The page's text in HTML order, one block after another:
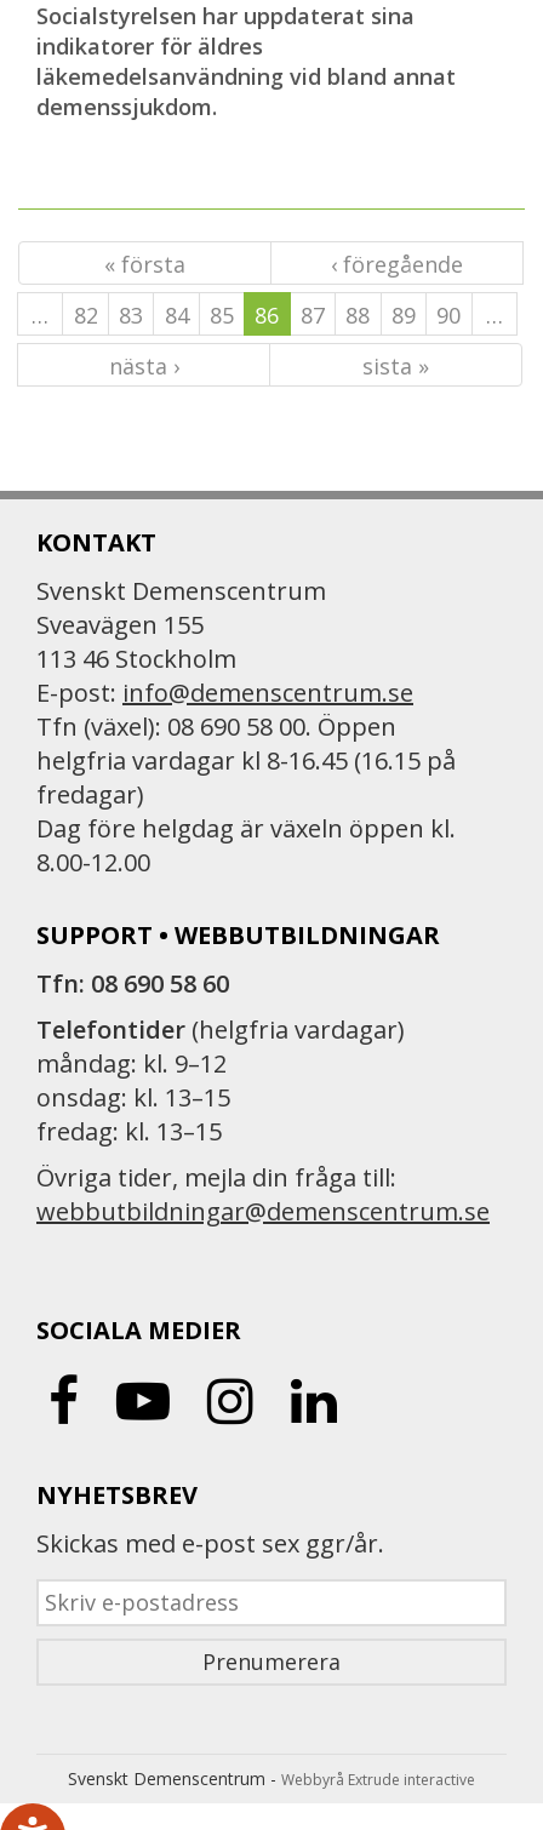
Socialstyrelsen har uppdaterat sina
indikatorer för äldres
läkemedelsanvändning vid bland annat
demenssjukdom.
« första
‹ föregående
…
82 83 84 85 86 87 88 89 90
…
nästa ›
sista »
KONTAKT
Svenskt Demenscentrum
Sveavägen 155
113 46 Stockholm
E-post: info@demenscentrum.se
Tfn (växel): 08 690 58 00. Öppen
helgfria vardagar kl 8-16.45 (16.15 på
fredagar)
Dag före helgdag är växeln öppen kl.
8.00-12.00
SUPPORT • WEBBUTBILDNINGAR
Tfn: 08 690 58 60
Telefontider (helgfria vardagar)
måndag: kl. 9–12
onsdag: kl. 13–15
fredag: kl. 13–15
Övriga tider, mejla din fråga till:
webbutbildningar@demenscentrum.se
SOCIALA MEDIER
NYHETSBREV
Skickas med e-post sex ggr/år.
Svenskt Demenscentrum - Webbyrå Extrude interactive